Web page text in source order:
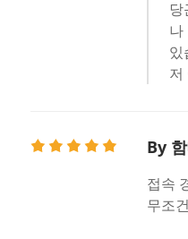
나
있
저
By
접속
무조